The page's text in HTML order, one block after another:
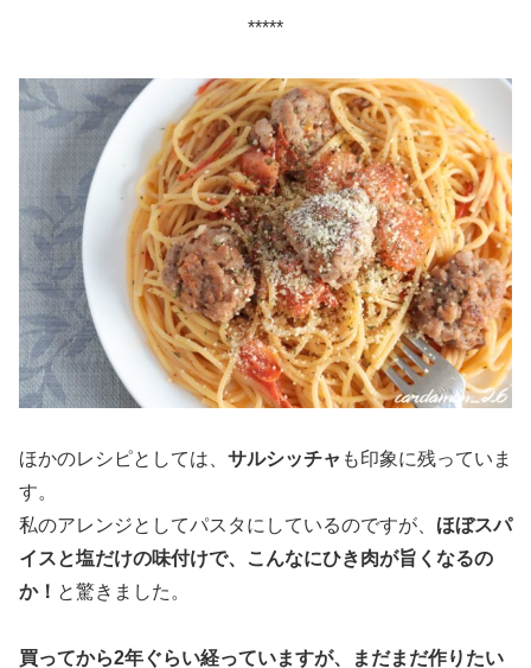
*****
ほかのレシピとしては、 サルシッチャ も印象に残っていま
す。
私のアレンジとしてパスタにしているのですが、 ほぼスパ
イスと塩だけの味付けで、こんなにひき肉が旨くなるの
か！ と驚きました。
買ってから2年ぐらい経っていますが、まだまだ作りたい